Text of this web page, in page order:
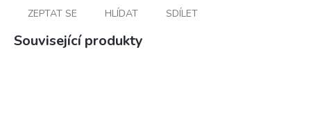
ZEPTAT SE HLÍDAT SDÍLET
Související produkty